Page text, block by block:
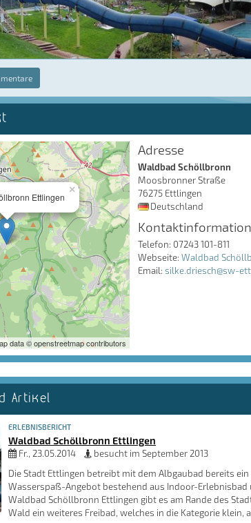
×
Ettlingen
data © openstreetmap contributors
Adresse
Waldbad Schöllbronn
Moosbronner Straße
76275 Ettlingen
Deutschland
Telefon: 07243 101-811
Webseite: Waldbad
Email: silke.driesch@sw-
Artikel
ERLEBNISBERICHT
Waldbad Schöllbronn Ettlingen
Fr., 23.05.2014
besucht im September 2013
Die Stadt Ettlingen betreibt mit dem Albgaubad bereits
Wasserspaß-Angebot bestehend aus Indoor-
Waldbad Schöllbronn Ettlingen gibt es am Rande des
Wald ein weiteres Freibad, welches in die Kategorie klein,